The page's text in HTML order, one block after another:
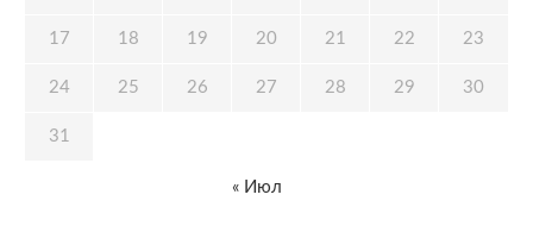
17 18 19 20 21 22 23
24 25 26 27 28 29 30
31
« Июл